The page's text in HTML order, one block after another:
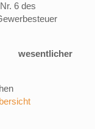
6 des